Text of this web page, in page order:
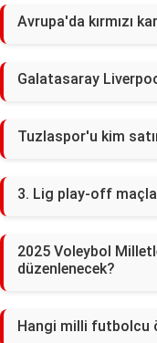
Avrupa'da kırmızı
Galatasaray
Tuzlaspor'u kim
3. Lig play-off
2025 Voleybol
düzenlenecek?
Hangi milli futbolcu